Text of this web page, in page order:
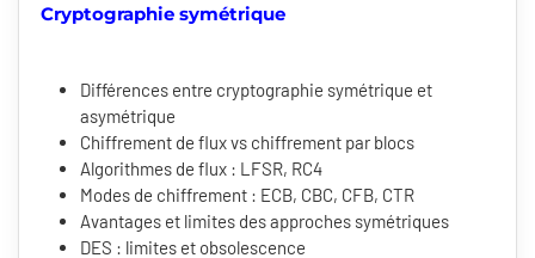
Cryptographie symétrique
Différences entre cryptographie symétrique et
asymétrique
Chiffrement de flux vs chiffrement par blocs
Algorithmes de flux : LFSR, RC4
Modes de chiffrement : ECB, CBC, CFB, CTR
Avantages et limites des approches symétriques
DES : limites et obsolescence